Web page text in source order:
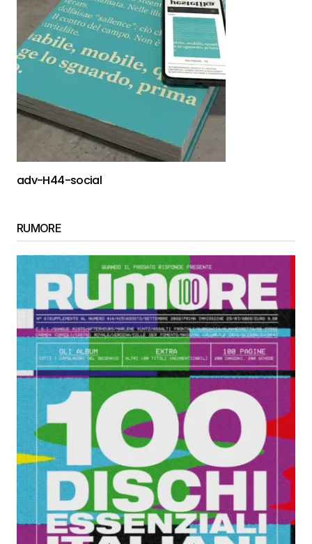
adv-H44-social
RUMORE